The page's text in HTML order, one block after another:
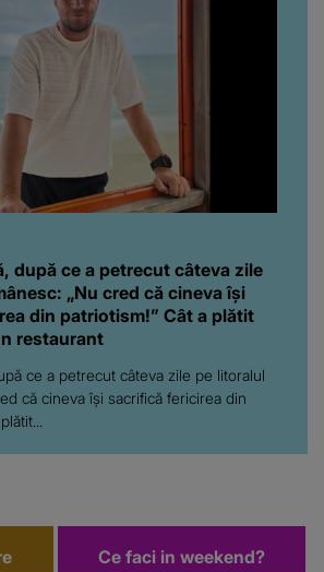
după ce a petrecut câteva zile
„Nu cred că cineva își
din patriotism!” Cât a plătit
restaurant
ce a petrecut câteva zile pe litoralul
că cineva își sacrifică fericirea din
Ce faci in weekend?